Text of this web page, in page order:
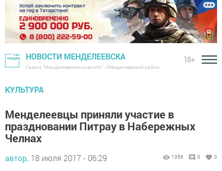
НОВОСТИ МЕНДЕЛЕЕВСКА
Газета "Менделеевские новости" - Менделеевский район
18+
КУЛЬТУРА
Менделеевцы приняли участие в
праздновании Питрау в Набережных
Челнах
автор, 18 июля 2017 - 06:29 1356 0 0